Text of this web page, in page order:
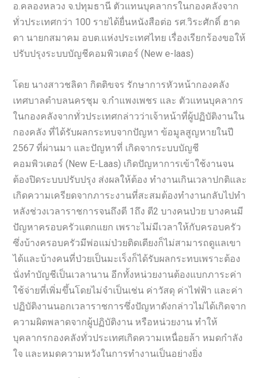
อ.คลองหลวง จ.ปทุมธานี ตัวแทนบุคลากรในกองคลังจาก
ทั่วประเทศกว่า 100 รายได้ยื่นหนังสือต่อ รศ.วิระศักดิ์ ฮาด
ดา นายกสมาคม อบต.แห่งประเทศไทย เรื่องเรียกร้องขอให้
ปรับปรุงระบบบัญชีคอมพิวเตอร์ (New e-laas)
โดย นางสาวชลิดา กิตติขจร รักษาการหัวหน้ากองคลัง
เทศบาลตำบลนครชุม จ.กำแพงเพชร และ ตัวแทนบุคลากร
ในกองคลังจากทั่วประเทศกล่าวว่าเจ้าหน้าที่ผู้ปฏิบัติงานใน
กองคลัง ที่ได้รับผลกระทบจากปัญหา ข้อมูลสูญหายในปี
2567 ที่ผ่านมา และปัญหาที่ เกิดจากระบบบัญชี
คอมพิวเตอร์ (New E-Laas) เกิดปัญหาการเข้าใช้งานจน
ต้องปิดระบบปรับปรุง ส่งผลให้ต้อง ทำงานเกินเวลาปกติและ
เกิดความเครียดจากภาระงานที่สะสมต้องทำงานกลับไปทำ
หลังช่วงเวลาราชการจนถึงตี 1ถึง ตี2 บางคนป่วย บางคนมี
ปัญหาครอบครัวแตกแยก เพราะไม่มีเวลาให้กับครอบครัว
ซึ่งบ้างครอบครัวมีพ่อแม่ป่วยติดเตียงก็ไม่สามารถดูแลเขา
ได้และบ้างคนที่ป่วยเป็นมะเร็งก็ได้รับผลกระทบเพราะต้อง
นั่งทำบัญชีเป็นเวลานาน อีกทั้งหน่วยงานต้องแบกภาระค่า
ใช้จ่ายที่เพิ่มขึ้นโดยไม่จำเป็นเช่น ค่าวัสดุ ค่าไฟฟ้า และค่า
ปฏิบัติงานนอกเวลาราชการซึ่งปัญหาดังกล่าวไม่ได้เกิดจาก
ความผิดพลาดจากผู้ปฏิบัติงาน หรือหน่วยงาน ทำให้
บุคลากรกองคลังทั่วประเทศเกิดความเหนื่อยล้า หมดกำลัง
ใจ และหมดความหวังในการทำงานเป็นอย่างยิ่ง